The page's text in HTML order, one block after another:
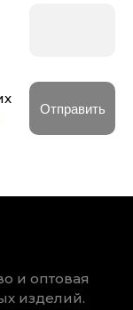
и оптовая
изделий.